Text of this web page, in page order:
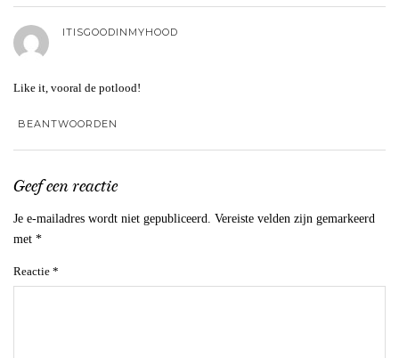
ITISGOODINMYHOOD
Like it, vooral de potlood!
BEANTWOORDEN
Geef een reactie
Je e-mailadres wordt niet gepubliceerd. Vereiste velden zijn gemarkeerd
met *
Reactie *